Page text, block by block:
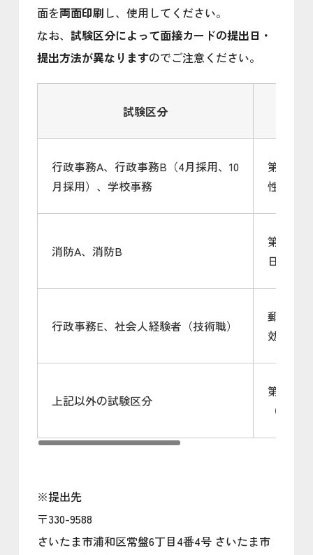
面を両面印刷 し、使用してください。
なお、試験区分によって面接カードの提出日・
提出方法が異なりますのでご注意ください。
試験区分
行政事務A、行政事務B（4月採用、10
月採用）、学校事務
第2次試
性検査
消防A、消防B
第2次試
日）
行政事務E、社会人経験者（技術職）
郵送（6
効／簡
上記以外の試験区分
第1次試
（日））
※提出先
〒330-9588
さいたま市浦和区常盤6丁目4番4号 さいたま市